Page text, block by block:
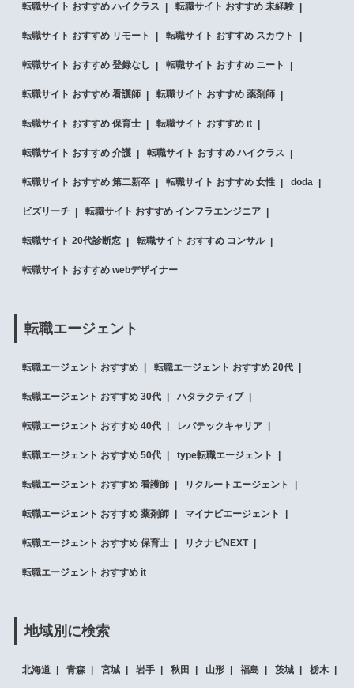
転職サイト おすすめ ハイクラス 転職サイト おすすめ 未経験
転職サイト おすすめ リモート 転職サイト おすすめ スカウト
転職サイト おすすめ 登録なし 転職サイト おすすめ ニート
転職サイト おすすめ 看護師 転職サイト おすすめ 薬剤師
転職サイト おすすめ 保育士 転職サイト おすすめ it
転職サイト おすすめ 介護 転職サイト おすすめ ハイクラス
転職サイト おすすめ 第二新卒 転職サイト おすすめ 女性 doda
ビズリーチ 転職サイト おすすめ インフラエンジニア
転職サイト 20代診断窓 転職サイト おすすめ コンサル
転職サイト おすすめ webデザイナー
転職エージェント
転職エージェント おすすめ 転職エージェント おすすめ 20代
転職エージェント おすすめ 30代 ハタラクティブ
転職エージェント おすすめ 40代 レバテックキャリア
転職エージェント おすすめ 50代 type転職エージェント
転職エージェント おすすめ 看護師 リクルートエージェント
転職エージェント おすすめ 薬剤師 マイナビエージェント
転職エージェント おすすめ 保育士 リクナビNEXT
転職エージェント おすすめ it
地域別に検索
北海道 青森 宮城 岩手 秋田 山形 福島 茨城 栃木